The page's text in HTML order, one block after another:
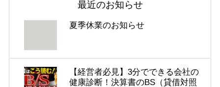
最近のお知らせ
夏季休業のお知らせ
【経営者必見】3分でできる会社の
健康診断！決算書のBS（貸借対照